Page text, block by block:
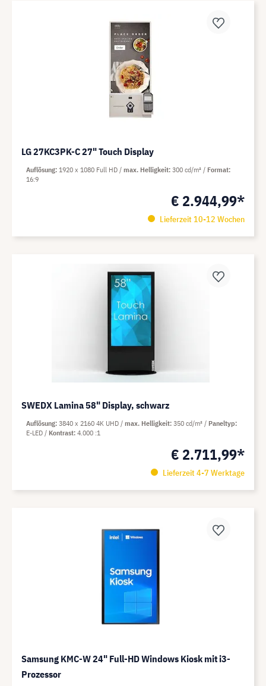
LG 27KC3PK-C 27" Touch Display
€ 2.944,99*
Lieferzeit 10-12 Wochen
Auflösung 1920 x 1080 Full HD max. Helligkeit 300 cd/m²
Format
16:9
SWEDX Lamina 58" Display, schwarz
€ 2.711,99*
Lieferzeit 4-7 Werktage
Auflösung 3840 x 2160 4K UHD max. Helligkeit 350 cd/m²
Paneltyp
E-LED
Kontrast 4.000 :1
Samsung KMC-W 24" Full-HD Windows Kiosk mit i3-
Prozessor